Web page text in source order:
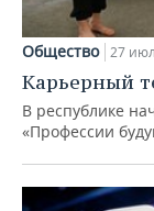
Общество 27
Карьерный
В республике
«Профессии